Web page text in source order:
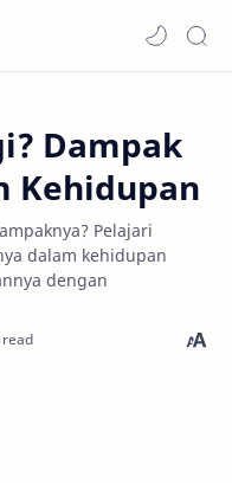
Dampak
Kehidupan
Pelajari
dalam kehidupan
dengan